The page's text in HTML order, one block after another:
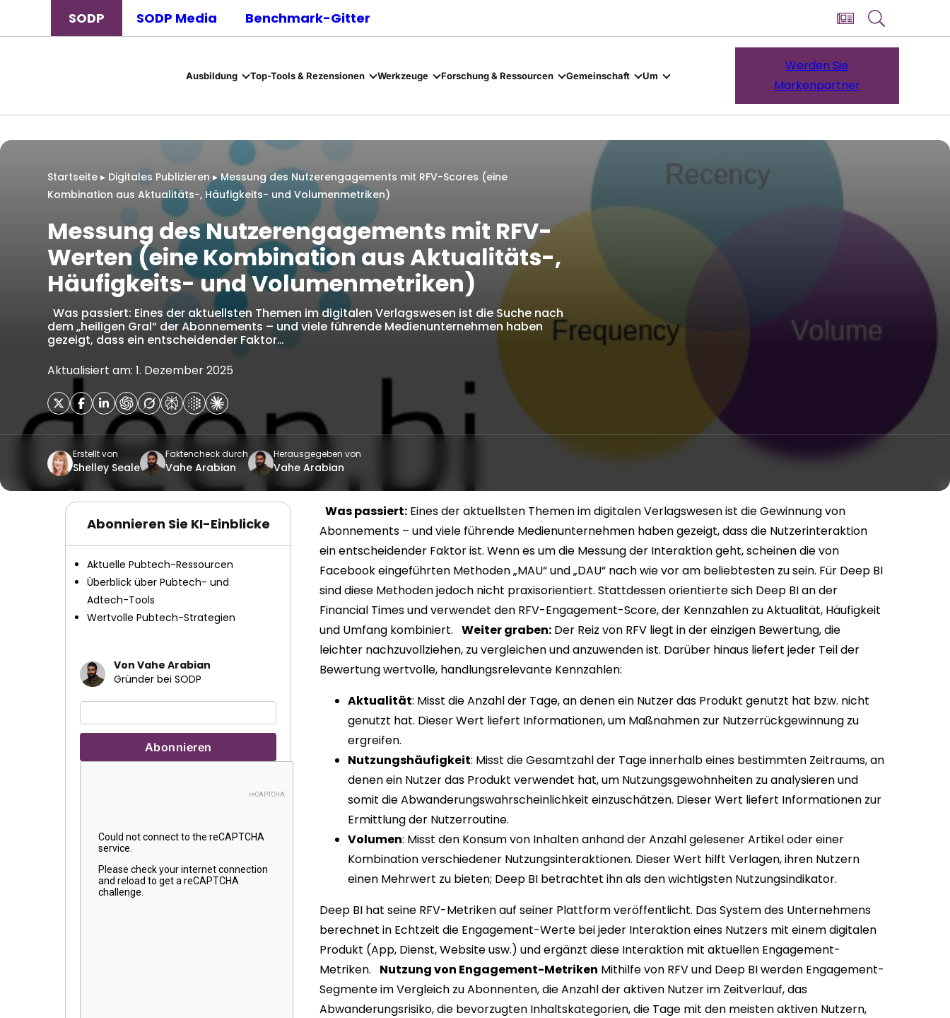
SODP SODP Media Benchmark-Gitter
Ausbildung Top-Tools & Rezensionen Werkzeuge Forschung & Ressourcen Gemeinschaft Um
Werden Sie
Markenpartner
Startseite ▸ Digitales Publizieren▸Messung des Nutzerengagements mit RFV-Scores (eine
Kombination aus Aktualitäts-, Häufigkeits- und Volumenmetriken)
Messung des Nutzerengagements mit RFV-
Werten (eine Kombination aus Aktualitäts-,
Häufigkeits- und Volumenmetriken)
Was passiert: Eines der aktuellsten Themen im digitalen Verlagswesen ist die Suche nach
dem „heiligen Gral“ der Abonnements – und viele führende Medienunternehmen haben
gezeigt, dass ein entscheidender Faktor…
Aktualisiert am: 1. Dezember 2025
Erstellt von
Shelley Seale
Faktencheck durch
Vahe Arabian
Herausgegeben von
Vahe Arabian
Abonnieren Sie KI-Einblicke
Aktuelle Pubtech-Ressourcen
Überblick über Pubtech- und
Adtech-Tools
Wertvolle Pubtech-Strategien
Von Vahe Arabian
Gründer bei SODP
Was passiert: Eines der aktuellsten Themen im digitalen Verlagswesen ist die Gewinnung von
Abonnements – und viele führende Medienunternehmen haben gezeigt, dass die Nutzerinteraktion
ein entscheidender Faktor ist. Wenn es um die Messung der Interaktion geht, scheinen die von
Facebook eingeführten Methoden „MAU“ und „DAU“ nach wie vor am beliebtesten zu sein. Für Deep BI
sind diese Methoden jedoch nicht praxisorientiert. Stattdessen orientierte sich Deep BI an der
Financial Times und verwendet den RFV-Engagement-Score, der Kennzahlen zu Aktualität, Häufigkeit
und Umfang kombiniert. Weiter graben: Der Reiz von RFV liegt in der einzigen Bewertung, die
leichter nachzuvollziehen, zu vergleichen und anzuwenden ist. Darüber hinaus liefert jeder Teil der
Bewertung wertvolle, handlungsrelevante Kennzahlen:
Aktualität: Misst die Anzahl der Tage, an denen ein Nutzer das Produkt genutzt hat bzw. nicht
genutzt hat. Dieser Wert liefert Informationen, um Maßnahmen zur Nutzerrückgewinnung zu
ergreifen.
Nutzungshäufigkeit: Misst die Gesamtzahl der Tage innerhalb eines bestimmten Zeitraums, an
denen ein Nutzer das Produkt verwendet hat, um Nutzungsgewohnheiten zu analysieren und
somit die Abwanderungswahrscheinlichkeit einzuschätzen. Dieser Wert liefert Informationen zur
Ermittlung der Nutzerroutine.
Volumen: Misst den Konsum von Inhalten anhand der Anzahl gelesener Artikel oder einer
Kombination verschiedener Nutzungsinteraktionen. Dieser Wert hilft Verlagen, ihren Nutzern
einen Mehrwert zu bieten; Deep BI betrachtet ihn als den wichtigsten Nutzungsindikator.
Deep BI hat seine RFV-Metriken auf seiner Plattform veröffentlicht. Das System des Unternehmens
berechnet in Echtzeit die Engagement-Werte bei jeder Interaktion eines Nutzers mit einem digitalen
Produkt (App, Dienst, Website usw.) und ergänzt diese Interaktion mit aktuellen Engagement-
Metriken. Nutzung von Engagement-Metriken Mithilfe von RFV und Deep BI werden Engagement-
Segmente im Vergleich zu Abonnenten, die Anzahl der aktiven Nutzer im Zeitverlauf, das
Abwanderungsrisiko, die bevorzugten Inhaltskategorien, die Tage mit den meisten aktiven Nutzern,